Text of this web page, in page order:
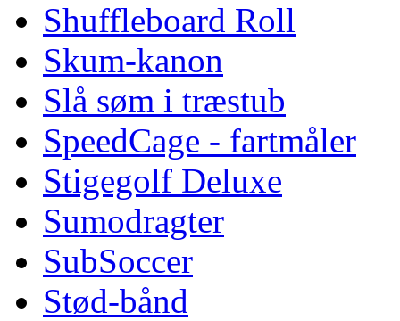
Shuffleboard Roll
Skum-kanon
Slå søm i træstub
SpeedCage - fartmåler
Stigegolf Deluxe
Sumodragter
SubSoccer
Stød-bånd